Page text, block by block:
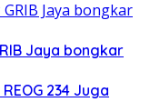
Jaya bongkar
234 Juga